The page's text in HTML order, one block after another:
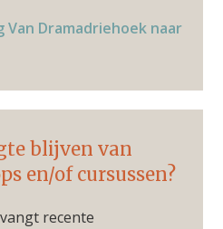
Van Dramadriehoek naar
blijven van
en/of cursussen?
recente